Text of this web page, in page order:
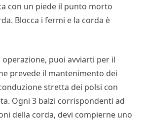
con un piede il punto morto
Blocca i fermi e la corda è
puoi avviarti per il
prevede il mantenimento dei
stretta dei polsi con
Ogni 3 balzi corrispondenti ad
della corda, devi compierne uno